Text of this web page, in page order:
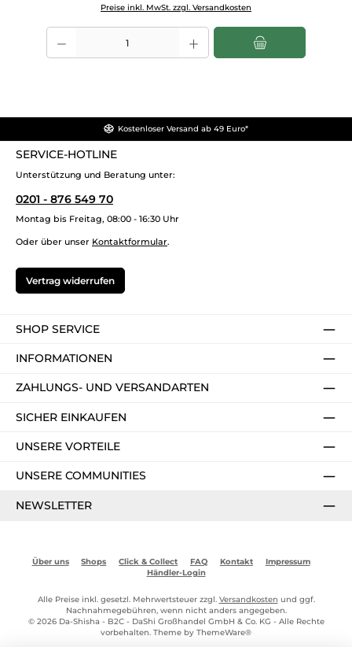
Preise inkl. MwSt. zzgl. Versandkosten
Produkt Anzahl: Gib den gewünschten Wert ein oder benutze die
Kostenloser Versand ab 49 Euro*
SERVICE-HOTLINE
Unterstützung und Beratung unter:
0201 - 876 549 70
Montag bis Freitag, 08:00 - 16:30 Uhr
Oder über unser Kontaktformular.
Vertrag widerrufen
SHOP SERVICE
INFORMATIONEN
ZAHLUNGS- UND VERSANDARTEN
SICHER EINKAUFEN
UNSERE VORTEILE
UNSERE COMMUNITIES
NEWSLETTER
Über uns Shops Click & Collect FAQ Kontakt
Impressum
Händler-Login
Alle Preise inkl. gesetzl. Mehrwertsteuer zzgl. Versandkosten und ggf.
Nachnahmegebühren, wenn nicht anders angegeben.
© 2026 Da-Shisha - B2C - DaShi Großhandel GmbH & Co. KG - Alle Rechte
vorbehalten. Theme by ThemeWare®